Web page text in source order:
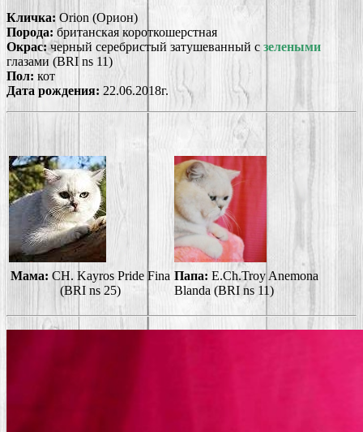
Кличка: Orion (Орион)
Порода: британская короткошерстная
Окрас:черный серебристый затушеванный с зелеными
глазами (BRI ns 11)
Пол: кот
Дата рождения: 22.06.2018г.
Мама: CH. Kayros Pride Fina
(BRI ns 25)
Папа: E.Ch.Troy Anemona
Blanda (BRI ns 11)